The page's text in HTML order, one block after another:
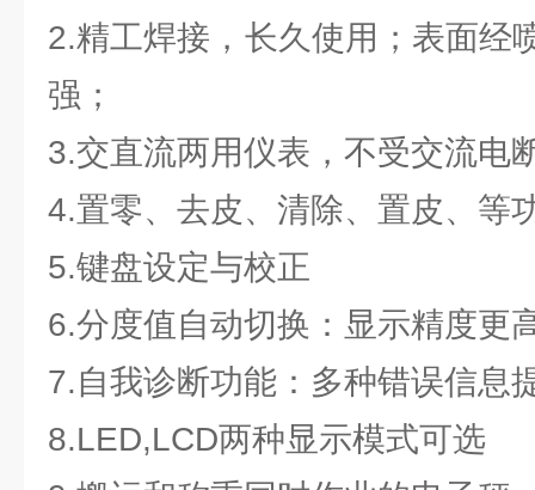
2.精工焊接，长久使用；表面经
强；
3.交直流两用仪表，不受交流电
4.置零、去皮、清除、置皮、等
5.键盘设定与校正
6.分度值自动切换：显示精度更
7.自我诊断功能：多种错误信息
8.LED,LCD两种显示模式可选